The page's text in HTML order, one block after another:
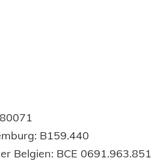
B159.440
Belgien: BCE 0691.963.851